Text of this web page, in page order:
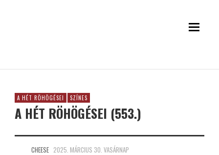
A HÉT RÖHÖGÉSEI SZÍNES
A HÉT RÖHÖGÉSEI (553.)
CHEESE 2025. MÁRCIUS 30. VASÁRNAP